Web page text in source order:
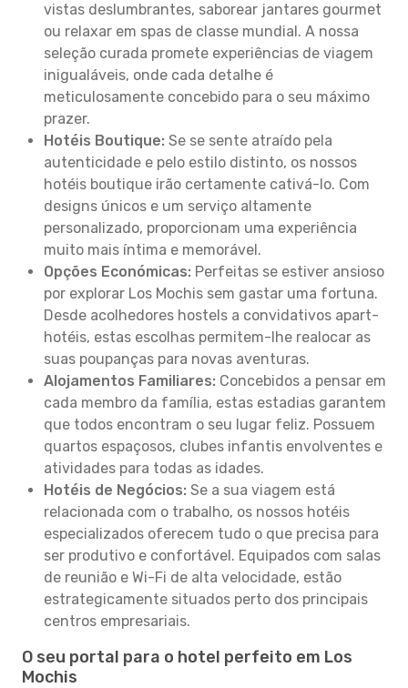
vistas deslumbrantes, saborear jantares gourmet
ou relaxar em spas de classe mundial. A nossa
seleção curada promete experiências de viagem
inigualáveis, onde cada detalhe é
meticulosamente concebido para o seu máximo
prazer.
Hotéis Boutique: Se se sente atraído pela
autenticidade e pelo estilo distinto, os nossos
hotéis boutique irão certamente cativá-lo. Com
designs únicos e um serviço altamente
personalizado, proporcionam uma experiência
muito mais íntima e memorável.
Opções Económicas: Perfeitas se estiver ansioso
por explorar Los Mochis sem gastar uma fortuna.
Desde acolhedores hostels a convidativos apart-
hotéis, estas escolhas permitem-lhe realocar as
suas poupanças para novas aventuras.
Alojamentos Familiares: Concebidos a pensar em
cada membro da família, estas estadias garantem
que todos encontram o seu lugar feliz. Possuem
quartos espaçosos, clubes infantis envolventes e
atividades para todas as idades.
Hotéis de Negócios: Se a sua viagem está
relacionada com o trabalho, os nossos hotéis
especializados oferecem tudo o que precisa para
ser produtivo e confortável. Equipados com salas
de reunião e Wi-Fi de alta velocidade, estão
estrategicamente situados perto dos principais
centros empresariais.
O seu portal para o hotel perfeito em Los
Mochis